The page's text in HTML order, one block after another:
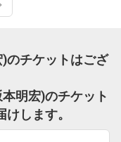
のチケットはござ
明宏)のチケット
します。